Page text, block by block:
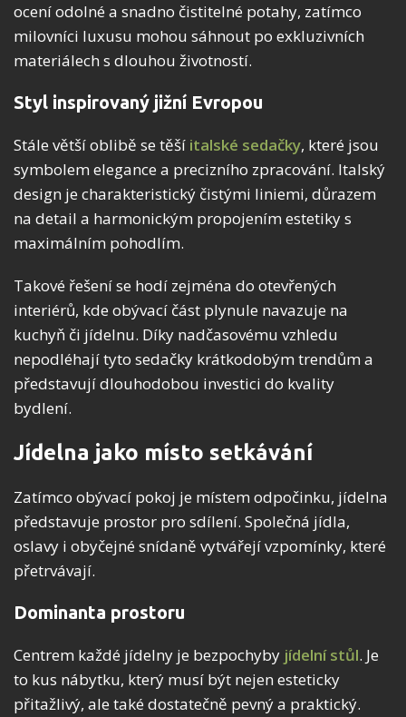
ocení odolné a snadno čistitelné potahy, zatímco
milovníci luxusu mohou sáhnout po exkluzivních
materiálech s dlouhou životností.
Styl inspirovaný jižní Evropou
Stále větší oblibě se těší italské sedačky, které jsou
symbolem elegance a precizního zpracování. Italský
design je charakteristický čistými liniemi, důrazem
na detail a harmonickým propojením estetiky s
maximálním pohodlím.
Takové řešení se hodí zejména do otevřených
interiérů, kde obývací část plynule navazuje na
kuchyň či jídelnu. Díky nadčasovému vzhledu
nepodléhají tyto sedačky krátkodobým trendům a
představují dlouhodobou investici do kvality
bydlení.
Jídelna jako místo setkávání
Zatímco obývací pokoj je místem odpočinku, jídelna
představuje prostor pro sdílení. Společná jídla,
oslavy i obyčejné snídaně vytvářejí vzpomínky, které
přetrvávají.
Dominanta prostoru
Centrem každé jídelny je bezpochyby jídelní stůl. Je
to kus nábytku, který musí být nejen esteticky
přitažlivý, ale také dostatečně pevný a praktický.